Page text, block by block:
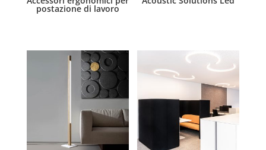
postazione di lavoro